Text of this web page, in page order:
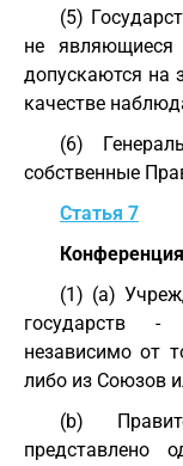
(5)
не являющиеся
допускаются на
качестве
(6)
собственные
Статья 7
Конференция
(1) (a)
государств -
независимо от
либо из Союзов
(b)
представлено